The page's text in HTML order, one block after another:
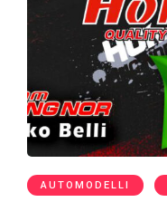
AUTOMODELLI